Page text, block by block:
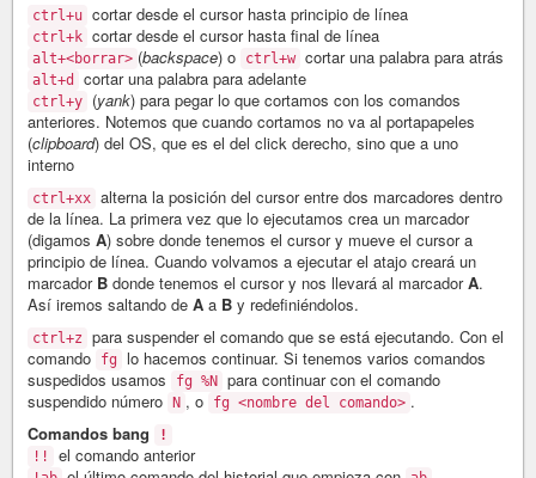
ctrl+u cortar desde el cursor hasta principio de línea
ctrl+k cortar desde el cursor hasta final de línea
alt+<borrar> (backspace) o ctrl+w cortar una palabra para atrás
alt+d cortar una palabra para adelante
ctrl+y (yank) para pegar lo que cortamos con los comandos
anteriores. Notemos que cuando cortamos no va al portapapeles
(clipboard) del OS, que es el del click derecho, sino que a uno
interno
ctrl+xx alterna la posición del cursor entre dos marcadores dentro
de la línea. La primera vez que lo ejecutamos crea un marcador
(digamos A) sobre donde tenemos el cursor y mueve el cursor a
principio de línea. Cuando volvamos a ejecutar el atajo creará un
marcador B donde tenemos el cursor y nos llevará al marcadorA.
Así iremos saltando de A a B y redefiniéndolos.
ctrl+z
para suspender el comando que se está ejecutando. Con el
comando
fg
lo hacemos continuar. Si tenemos varios comandos
suspedidos usamos
fg %N para continuar con el comando
suspendido número N , o fg <nombre del comando> .
Comandos bang
!
!!
el comando anterior